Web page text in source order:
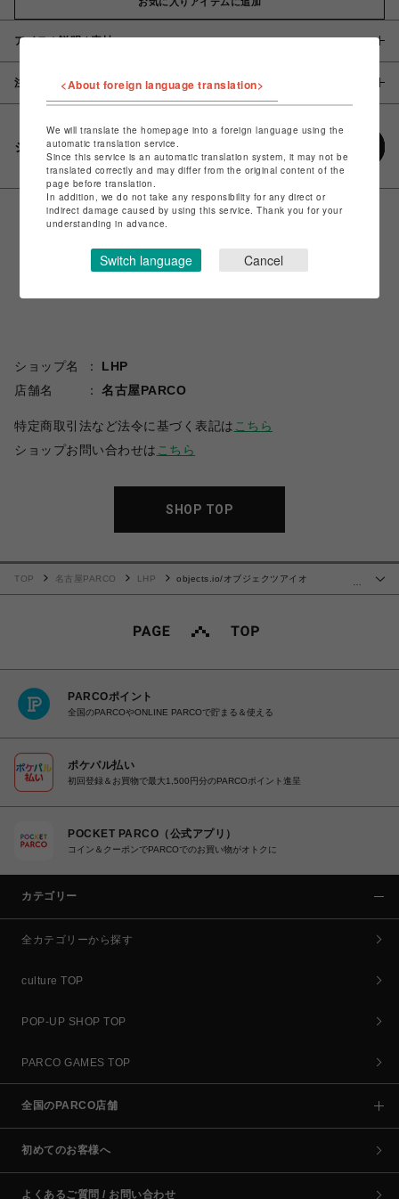
アイテム説明 / 素材
注意事項
シェアする
ショップ名
LHP
店舗名
名古屋PARCO
特定商取引法など法令に基づく表記は こちら
ショップお問い合わせは こちら
SHOP TOP
…
TOP 名古屋PARCO LHP
objects.io/オブジェクツアイオ
PARCOポイント
全国のPARCOやONLINE PARCOで貯まる＆使える
ポケパル払い
初回登録＆お買物で最大1,500円分のPARCOポイント進呈
POCKET PARCO（公式アプリ）
コイン＆クーポンでPARCOでのお買い物がオトクに
カテゴリー
全カテゴリーから探す
culture TOP
POP-UP SHOP TOP
PARCO GAMES TOP
全国のPARCO店舗
初めてのお客様へ
よくあるご質問 / お問い合わせ
<About foreign language translation>
We will translate the homepage into a foreign language using the
automatic translation service.
Since this service is an automatic translation system, it may not be
translated correctly and may differ from the original content of the
page before translation.
In addition, we do not take any responsibility for any direct or
indirect damage caused by using this service. Thank you for your
understanding in advance.
Switch language Cancel